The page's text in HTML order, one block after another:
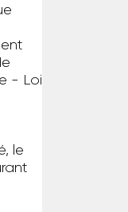
- Loi
le